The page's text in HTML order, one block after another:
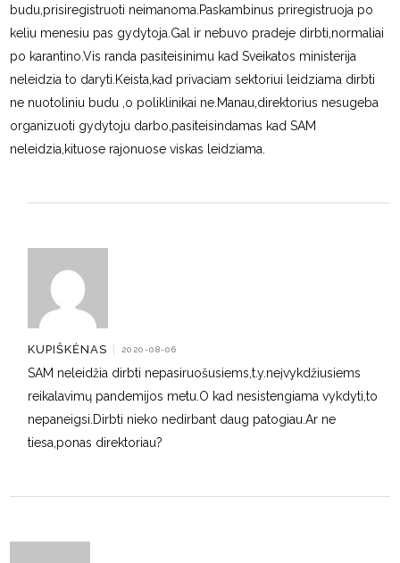
budu,prisiregistruoti neimanoma.Paskambinus priregistruoja po
keliu menesiu pas gydytoja.Gal ir nebuvo pradeje dirbti,normaliai
po karantino.Vis randa pasiteisinimu kad Sveikatos ministerija
neleidzia to daryti.Keista,kad privaciam sektoriui leidziama dirbti
ne nuotoliniu budu ,o poliklinikai ne.Manau,direktorius nesugeba
organizuoti gydytoju darbo,pasiteisindamas kad SAM
neleidzia,kituose rajonuose viskas leidziama.
KUPIŠKĖNAS | 2020-08-06
SAM neleidžia dirbti nepasiruošusiems,t.y.neįvykdžiusiems
reikalavimų pandemijos metu.O kad nesistengiama vykdyti,to
nepaneigsi.Dirbti nieko nedirbant daug patogiau.Ar ne
tiesa,ponas direktoriau?